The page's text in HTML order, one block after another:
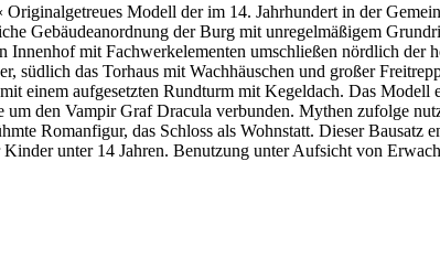
Modell der im 14. Jahrhundert in der
Gebäudeanordnung der Burg mit unregelmäßigem
Innenhof mit Fachwerkelementen umschließen nördlich
südlich das Torhaus mit Wachhäuschen und großer
einem aufgesetzten Rundturm mit Kegeldach. Das
um den Vampir Graf Dracula verbunden. Mythen zufolge
Romanfigur, das Schloss als Wohnstatt. Dieser
unter 14 Jahren. Benutzung unter Aufsicht von